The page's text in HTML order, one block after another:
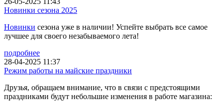
Новинки сезона 2025
Новинки сезона уже в наличии! Успейте выбрать все самое
лучшее для своего незабываемого лета!
подробнее
28-04-2025 11:37
Режим работы на майские праздники
Друзья, обращаем внимание, что в связи с предстоящими
праздниками будут небольшие изменения в работе магазина: